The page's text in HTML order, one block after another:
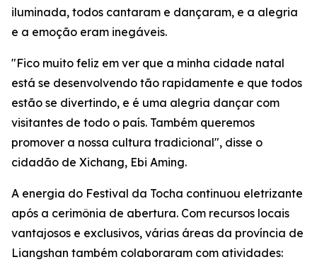
iluminada, todos cantaram e dançaram, e a alegria
e a emoção eram inegáveis.
"Fico muito feliz em ver que a minha cidade natal
está se desenvolvendo tão rapidamente e que todos
estão se divertindo, e é uma alegria dançar com
visitantes de todo o país. Também queremos
promover a nossa cultura tradicional", disse o
cidadão de Xichang, Ebi Aming.
A energia do Festival da Tocha continuou eletrizante
após a cerimônia de abertura. Com recursos locais
vantajosos e exclusivos, várias áreas da província de
Liangshan também colaboraram com atividades: